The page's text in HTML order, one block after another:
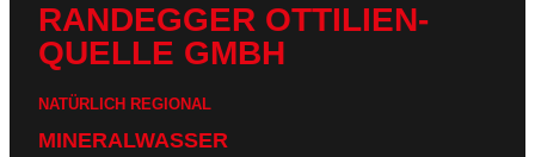
RANDEGGER OTTILIEN-
QUELLE GMBH
NATÜRLICH REGIONAL
MINERALWASSER